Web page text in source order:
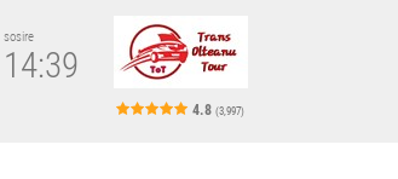
sosire
14:39
4.8 (3,997)